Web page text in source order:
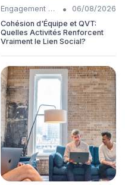
Engagement collaborateurs •
06/08/2026
Cohésion d'Équipe et QVT:
Quelles Activités Renforcent
Vraiment le Lien Social?